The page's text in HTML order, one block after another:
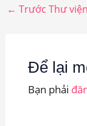
← Trước Thư viện
Để lại
Bạn phải